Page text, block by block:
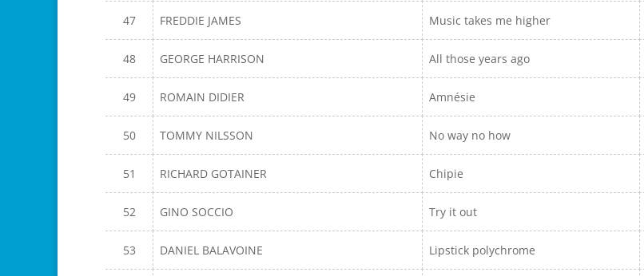
47 FREDDIE JAMES Music takes me higher
48 GEORGE HARRISON All those years ago
49 ROMAIN DIDIER Amnésie
50 TOMMY NILSSON No way no how
51 RICHARD GOTAINER Chipie
52 GINO SOCCIO Try it out
53 DANIEL BALAVOINE Lipstick polychrome